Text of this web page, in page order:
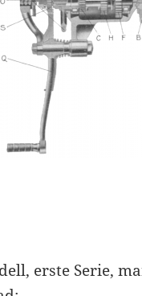
erste Serie,